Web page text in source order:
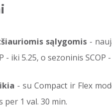
sąlygomis -
iki 5.25, o sezoninis SCOP -
- su Compact ir Flex
1 val. 30 min.